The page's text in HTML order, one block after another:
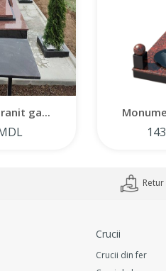
ga...
Crucii
Crucii din fer